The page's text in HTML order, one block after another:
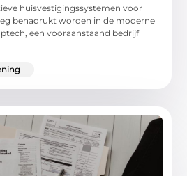
huisvestigingssystemen voor
benadrukt worden in de moderne
een vooraanstaand bedrijf